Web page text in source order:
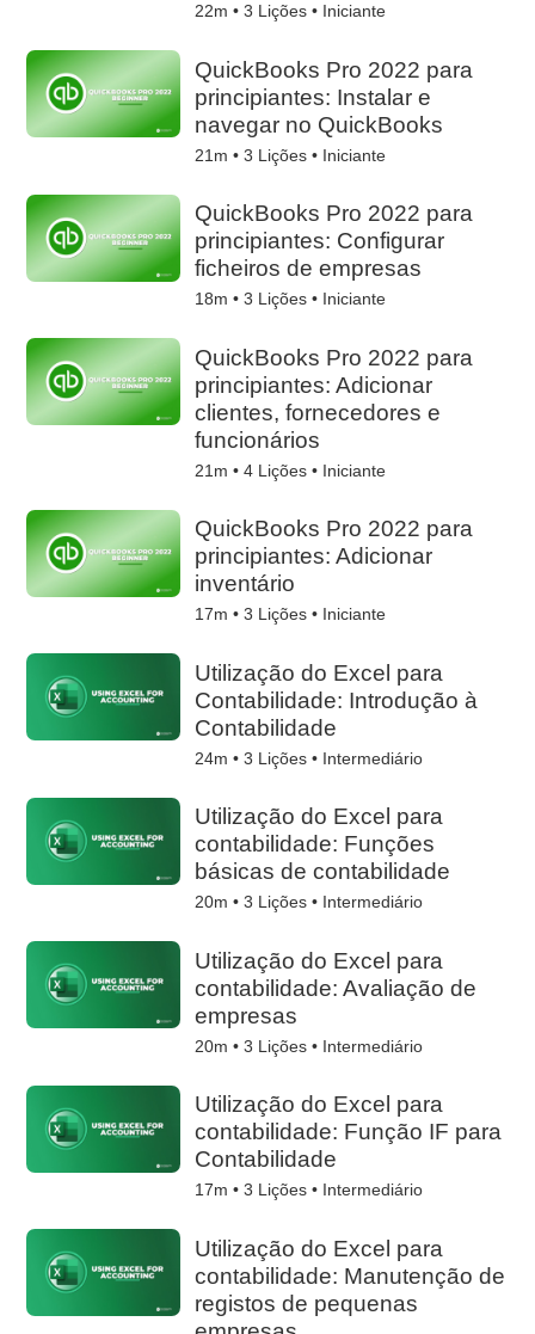
22m •3 Lições • Iniciante
QuickBooks Pro 2022 para
principiantes: Instalar e
navegar no QuickBooks
21m •3 Lições • Iniciante
QuickBooks Pro 2022 para
principiantes: Configurar
ficheiros de empresas
18m •3 Lições • Iniciante
QuickBooks Pro 2022 para
principiantes: Adicionar
clientes, fornecedores e
funcionários
21m •4 Lições • Iniciante
QuickBooks Pro 2022 para
principiantes: Adicionar
inventário
17m •3 Lições • Iniciante
Utilização do Excel para
Contabilidade: Introdução à
Contabilidade
24m •3 Lições • Intermediário
Utilização do Excel para
contabilidade: Funções
básicas de contabilidade
20m •3 Lições • Intermediário
Utilização do Excel para
contabilidade: Avaliação de
empresas
20m •3 Lições • Intermediário
Utilização do Excel para
contabilidade: Função IF para
Contabilidade
17m •3 Lições • Intermediário
Utilização do Excel para
contabilidade: Manutenção de
registos de pequenas